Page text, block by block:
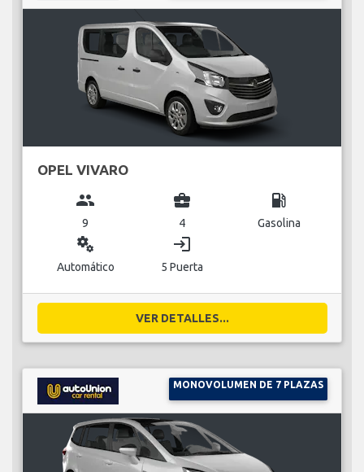
OPEL VIVARO
group
9
business_center
4
local_gas_station
Gasolina
miscellaneous_services
Automático
login
5 Puerta
VER DETALLES...
MONOVOLUMEN DE 7 PLAZAS